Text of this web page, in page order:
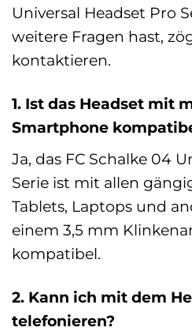
Universal Headset Pro
weitere Fragen hast,
kontaktieren.
1. Ist das Headset mit
Smartphone
Ja, das FC Schalke 04
Serie ist mit allen
Tablets, Laptops und
einem 3,5 mm
kompatibel.
2. Kann ich mit dem
telefonieren?